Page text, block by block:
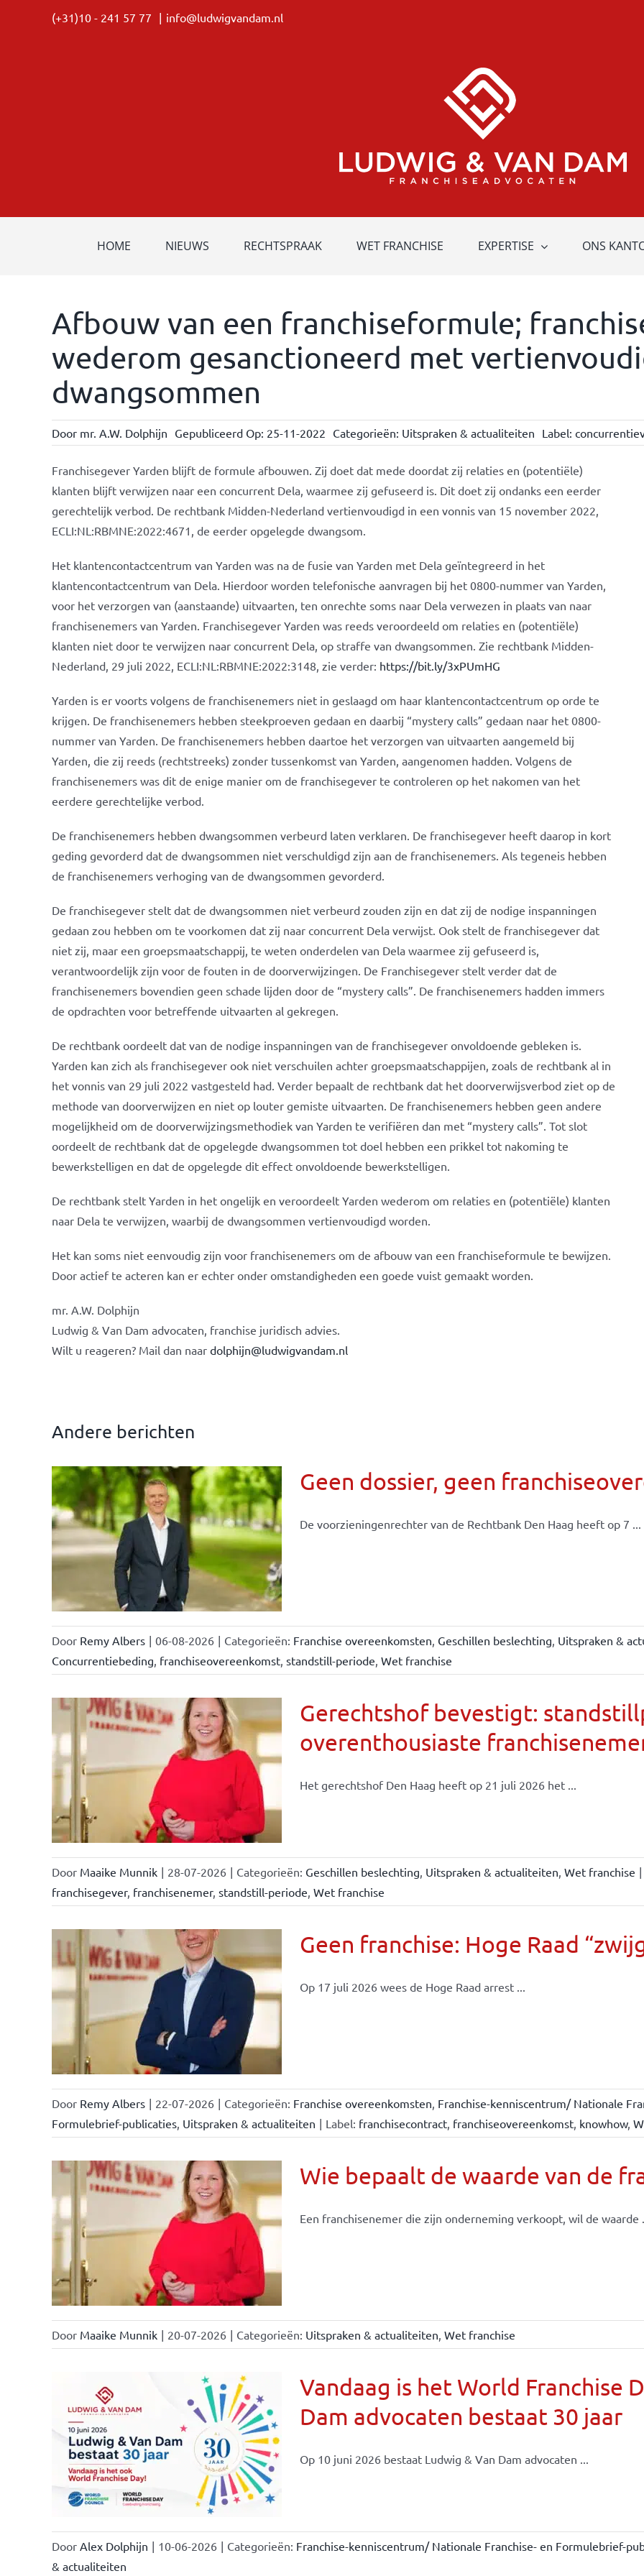
(+31)10 - 241 57 77 | info@ludwigvandam.nl
HOME NIEUWS RECHTSPRAAK WET FRANCHISE EXPERTISE ONS
Afbouw van een franchiseformule;
wederom gesanctioneerd met
dwangsommen
Door mr. A.W. Dolphijn Gepubliceerd Op: 25-11-2022 Categorieën: Uitspraken & actualiteiten Label:
Franchisegever Yarden blijft de formule afbouwen. Zij doet dat mede doordat zij relaties en (potentiële)
klanten blijft verwijzen naar een concurrent Dela, waarmee zij gefuseerd is. Dit doet zij ondanks een eerder
gerechtelijk verbod. De rechtbank Midden-Nederland vertienvoudigd in een vonnis van 15 november 2022,
ECLI:NL:RBMNE:2022:4671, de eerder opgelegde dwangsom.
Het klantencontactcentrum van Yarden was na de fusie van Yarden met Dela geïntegreerd in het
klantencontactcentrum van Dela. Hierdoor worden telefonische aanvragen bij het 0800-nummer van Yarden,
voor het verzorgen van (aanstaande) uitvaarten, ten onrechte soms naar Dela verwezen in plaats van naar
franchisenemers van Yarden. Franchisegever Yarden was reeds veroordeeld om relaties en (potentiële)
klanten niet door te verwijzen naar concurrent Dela, op straffe van dwangsommen. Zie rechtbank Midden-
Nederland, 29 juli 2022, ECLI:NL:RBMNE:2022:3148, zie verder: https://bit.ly/3xPUmHG
Yarden is er voorts volgens de franchisenemers niet in geslaagd om haar klantencontactcentrum op orde te
krijgen. De franchisenemers hebben steekproeven gedaan en daarbij “mystery calls” gedaan naar het 0800-
nummer van Yarden. De franchisenemers hebben daartoe het verzorgen van uitvaarten aangemeld bij
Yarden, die zij reeds (rechtstreeks) zonder tussenkomst van Yarden, aangenomen hadden. Volgens de
franchisenemers was dit de enige manier om de franchisegever te controleren op het nakomen van het
eerdere gerechtelijke verbod.
De franchisenemers hebben dwangsommen verbeurd laten verklaren. De franchisegever heeft daarop in kort
geding gevorderd dat de dwangsommen niet verschuldigd zijn aan de franchisenemers. Als tegeneis hebben
de franchisenemers verhoging van de dwangsommen gevorderd.
De franchisegever stelt dat de dwangsommen niet verbeurd zouden zijn en dat zij de nodige inspanningen
gedaan zou hebben om te voorkomen dat zij naar concurrent Dela verwijst. Ook stelt de franchisegever dat
niet zij, maar een groepsmaatschappij, te weten onderdelen van Dela waarmee zij gefuseerd is,
verantwoordelijk zijn voor de fouten in de doorverwijzingen. De Franchisegever stelt verder dat de
franchisenemers bovendien geen schade lijden door de “mystery calls”. De franchisenemers hadden immers
de opdrachten voor betreffende uitvaarten al gekregen.
De rechtbank oordeelt dat van de nodige inspanningen van de franchisegever onvoldoende gebleken is.
Yarden kan zich als franchisegever ook niet verschuilen achter groepsmaatschappijen, zoals de rechtbank al in
het vonnis van 29 juli 2022 vastgesteld had. Verder bepaalt de rechtbank dat het doorverwijsverbod ziet op de
methode van doorverwijzen en niet op louter gemiste uitvaarten. De franchisenemers hebben geen andere
mogelijkheid om de doorverwijzingsmethodiek van Yarden te verifiëren dan met “mystery calls”. Tot slot
oordeelt de rechtbank dat de opgelegde dwangsommen tot doel hebben een prikkel tot nakoming te
bewerkstelligen en dat de opgelegde dit effect onvoldoende bewerkstelligen.
De rechtbank stelt Yarden in het ongelijk en veroordeelt Yarden wederom om relaties en (potentiële) klanten
naar Dela te verwijzen, waarbij de dwangsommen vertienvoudigd worden.
Het kan soms niet eenvoudig zijn voor franchisenemers om de afbouw van een franchiseformule te bewijzen.
Door actief te acteren kan er echter onder omstandigheden een goede vuist gemaakt worden.
mr. A.W. Dolphijn
Ludwig & Van Dam advocaten, franchise juridisch advies.
Wilt u reageren? Mail dan naar dolphijn@ludwigvandam.nl
Andere berichten
Geen dossier, geen
De voorzieningenrechter van de Rechtbank Den Haag heeft op 7 ...
Door Remy Albers | 06-08-2026 | Categorieën: Franchise overeenkomsten, Geschillen beslechting, Uitspraken &
Concurrentiebeding, franchiseovereenkomst, standstill-periode, Wet franchise
Gerechtshof bevestigt:
overenthousiaste
Het gerechtshof Den Haag heeft op 21 juli 2026 het ...
Door Maaike Munnik | 28-07-2026 | Categorieën: Geschillen beslechting, Uitspraken & actualiteiten, Wet franchise |
franchisegever, franchisenemer, standstill-periode, Wet franchise
Geen franchise: Hoge Raad
Op 17 juli 2026 wees de Hoge Raad arrest ...
Door Remy Albers | 22-07-2026 | Categorieën: Franchise overeenkomsten, Franchise-kenniscentrum/ Nationale
Formulebrief-publicaties, Uitspraken & actualiteiten | Label: franchisecontract, franchiseovereenkomst, knowhow,
Wie bepaalt de waarde van de
Een franchisenemer die zijn onderneming verkoopt, wil de waarde
Door Maaike Munnik | 20-07-2026 | Categorieën: Uitspraken & actualiteiten, Wet franchise
Vandaag is het World Franchise
Dam advocaten bestaat 30 jaar
Op 10 juni 2026 bestaat Ludwig & Van Dam advocaten ...
Door Alex Dolphijn | 10-06-2026 | Categorieën: Franchise-kenniscentrum/ Nationale Franchise- en Formulebrief-
& actualiteiten